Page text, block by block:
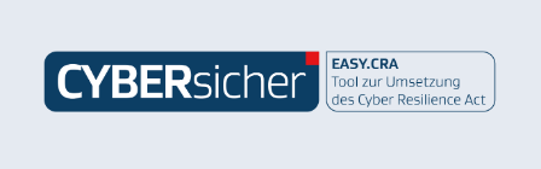
springen